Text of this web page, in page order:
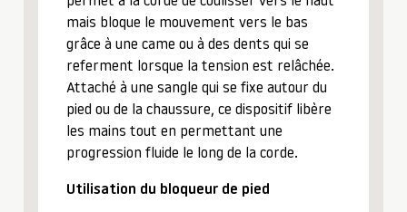
mais bloque le mouvement vers le bas
grâce à une came ou à des dents qui se
referment lorsque la tension est relâchée.
Attaché à une sangle qui se fixe autour du
pied ou de la chaussure, ce dispositif libère
les mains tout en permettant une
progression fluide le long de la corde.
Utilisation du bloqueur de pied